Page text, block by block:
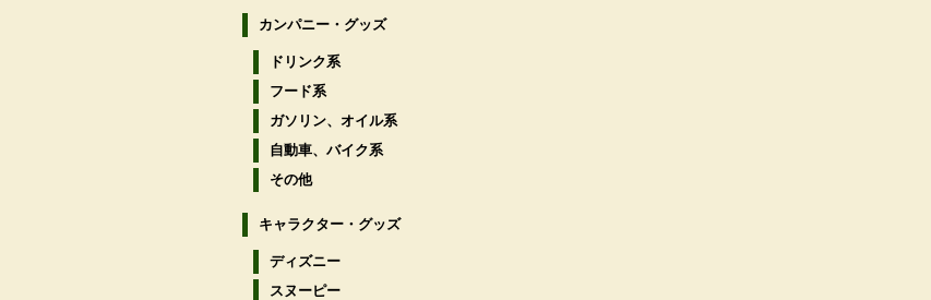
カンパニー・グッズ
ドリンク系
フード系
ガソリン、オイル系
自動車、バイク系
その他
キャラクター・グッズ
ディズニー
スヌーピー